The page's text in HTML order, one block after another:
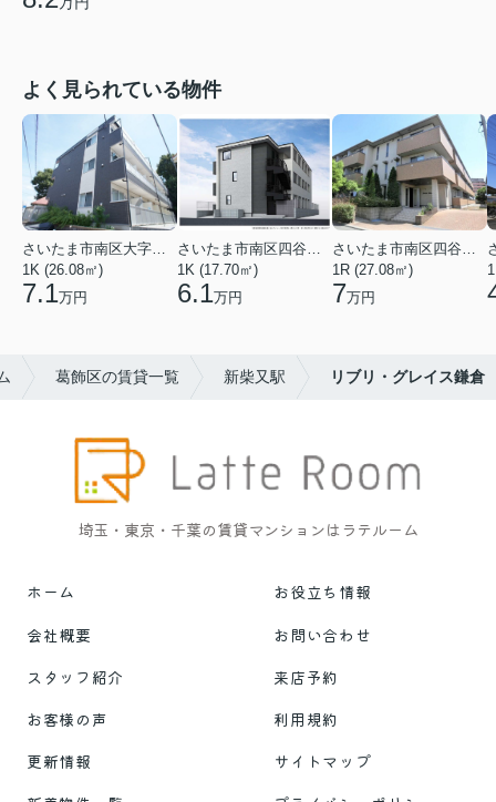
よく見られている物件
1K (26.08㎡)
7.1万円
1K (17.70㎡)
6.1万円
1R (27.08㎡)
7万円
葛飾区の賃貸一覧 新柴又駅 リブリ・グレイス鎌倉
埼玉・東京・千葉の賃貸マンションはラテルーム
ホーム
お役立ち情報
会社概要
お問い合わせ
スタッフ紹介
来店予約
お客様の声
利用規約
更新情報
サイトマップ